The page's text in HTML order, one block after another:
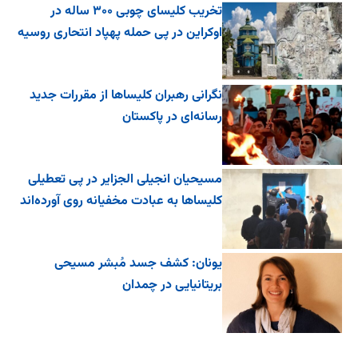
تخریب کلیسای چوبی ۳۰۰ ساله در
اوکراین در پی حمله پهپاد انتحاری روسیه
نگرانی رهبران کلیساها از مقررات جدید
رسانه‌ای در پاکستان
مسیحیان انجیلی الجزایر در پی تعطیلی
کلیساها به عبادت مخفیانه روی آورده‌اند
یونان: کشف جسد مُبشر مسیحی
بریتانیایی در چمدان